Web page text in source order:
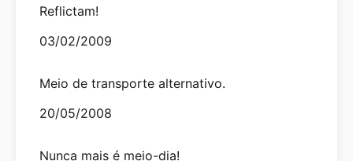
Reflictam!
Date
03/02/2009
Meio de transporte alternativo.
Date
20/05/2008
Nunca mais é meio-dia!